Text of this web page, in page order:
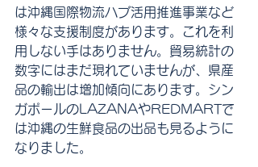
は沖縄国際物流ハブ活用推進事業など
様々な支援制度があります。これを利
用しない手はありません。貿易統計の
数字にはまだ現れていませんが、県産
品の輸出は増加傾向にあります。シン
ガポールのLAZANAやREDMARTで
は沖縄の生鮮食品の出品も見るように
なりました。